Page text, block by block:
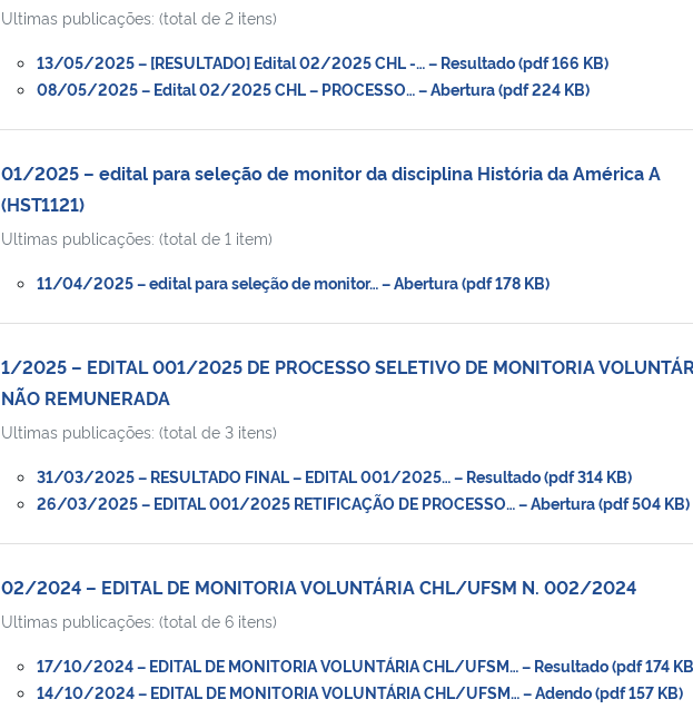
Ultimas publicações: (total de 2 itens)
13/05/2025 – [RESULTADO] Edital 02/2025 CHL -… – Resultado (pdf 166 KB)
08/05/2025 – Edital 02/2025 CHL – PROCESSO… – Abertura (pdf 224 KB)
01/2025 – edital para seleção de monitor da disciplina História da América A
(HST1121)
Ultimas publicações: (total de 1 item)
11/04/2025 – edital para seleção de monitor… – Abertura (pdf 178 KB)
1/2025 – EDITAL 001/2025 DE PROCESSO SELETIVO DE MONITORIA
NÃO REMUNERADA
Ultimas publicações: (total de 3 itens)
31/03/2025 – RESULTADO FINAL – EDITAL 001/2025… – Resultado (pdf 314 KB)
26/03/2025 – EDITAL 001/2025 RETIFICAÇÃO DE PROCESSO… – Abertura (pdf 504 KB)
02/2024 – EDITAL DE MONITORIA VOLUNTÁRIA CHL/UFSM N. 002/2024
Ultimas publicações: (total de 6 itens)
17/10/2024 – EDITAL DE MONITORIA VOLUNTÁRIA CHL/UFSM… – Resultado (pdf 174
14/10/2024 – EDITAL DE MONITORIA VOLUNTÁRIA CHL/UFSM… – Adendo (pdf 157 KB)